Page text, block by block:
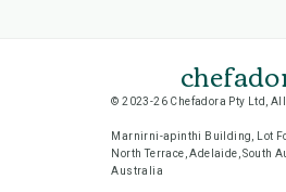
© 2023-26 Chefadora Pty Ltd,
Marnirni-apinthi Building, Lot
North Terrace, Adelaide, South
Australia